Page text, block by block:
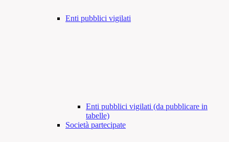
Enti pubblici vigilati
Enti pubblici vigilati (da pubblicare in
tabelle)
Società partecipate